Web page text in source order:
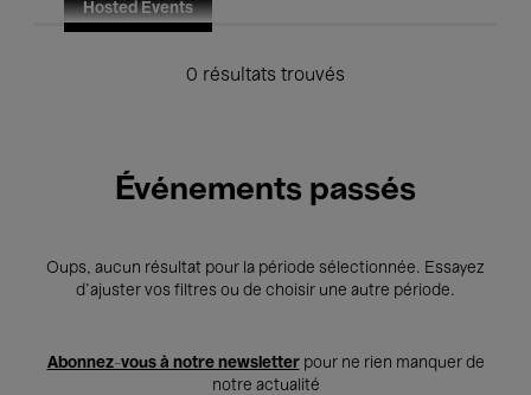
Hosted Events
0 résultats trouvés
Événements passés
Oups, aucun résultat pour la période sélectionnée. Essayez
d’ajuster vos filtres ou de choisir une autre période.
Abonnez-vous à notre newsletterpour ne rien manquer de
notre actualité